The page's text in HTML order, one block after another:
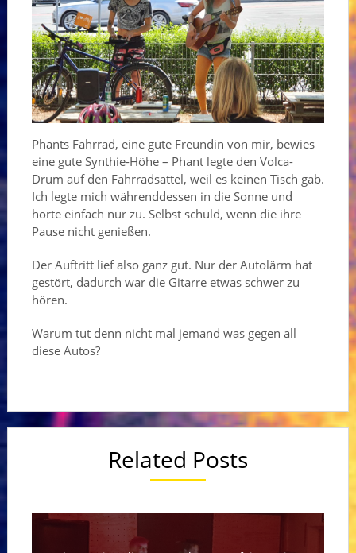
Phants Fahrrad, eine gute Freundin von mir, bewies
eine gute Synthie-Höhe – Phant legte den Volca-
Drum auf den Fahrradsattel, weil es keinen Tisch gab.
Ich legte mich währenddessen in die Sonne und
hörte einfach nur zu. Selbst schuld, wenn die ihre
Pause nicht genießen.
Der Auftritt lief also ganz gut. Nur der Autolärm hat
gestört, dadurch war die Gitarre etwas schwer zu
hören.
Warum tut denn nicht mal jemand was gegen all
diese Autos?
Related Posts